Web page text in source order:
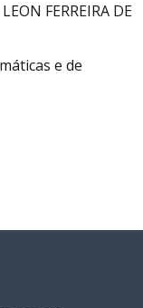
FERREIRA DE
e de